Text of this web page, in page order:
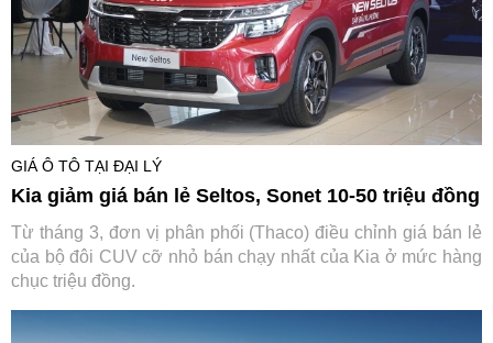
GIÁ Ô TÔ TẠI ĐẠI LÝ
Kia giảm giá bán lẻ Seltos, Sonet 10-50 triệu đồng
Từ tháng 3, đơn vị phân phối (Thaco) điều chỉnh giá bán lẻ
của bộ đôi CUV cỡ nhỏ bán chạy nhất của Kia ở mức hàng
chục triệu đồng.